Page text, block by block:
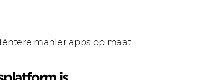
manier apps op maat